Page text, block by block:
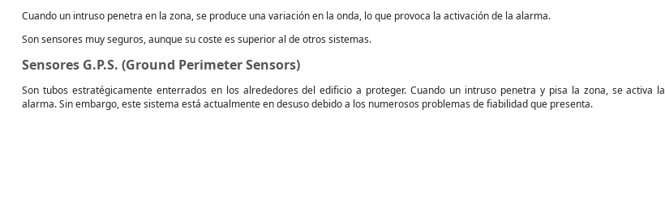
Cuando un intruso penetra en la zona, se produce una variación en la onda, lo que provoca la activación de la alarma.
Son sensores muy seguros, aunque su coste es superior al de otros sistemas.
Sensores G.P.S. (Ground Perimeter Sensors)
Son tubos estratégicamente enterrados en los alrededores del edificio a proteger. Cuando un intruso penetra y pisa la zona, se activa la
alarma. Sin embargo, este sistema está actualmente en desuso debido a los numerosos problemas de fiabilidad que presenta.